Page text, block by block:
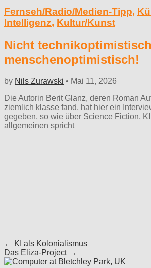
Fernseh/Radio/Medien-Tipp,
Intelligenz, Kultur/Kunst
Nicht
menschenoptimistisch!
by Nils Zurawski • Mai 11, 2026
Die Autorin Berit Glanz, deren Roman
ziemlich klasse fand, hat hier ein
gegeben, so wie über Science Fiction,
allgemeinen spricht
Post
navigation
← KI als Kolonialismus
Das Eliza-Project →